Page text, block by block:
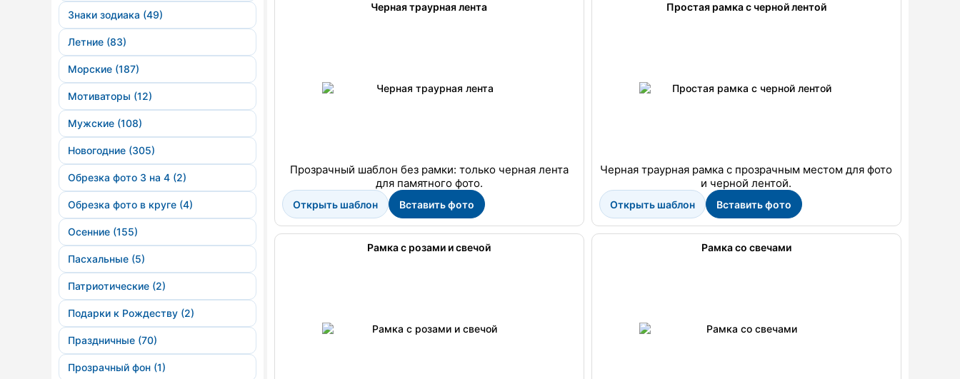
Знаки зодиака (49)
Летние (83)
Морские (187)
Мотиваторы (12)
Мужские (108)
Новогодние (305)
Обрезка фото 3 на 4 (2)
Обрезка фото в круге (4)
Осенние (155)
Пасхальные (5)
Патриотические (2)
Подарки к Рождеству (2)
Праздничные (70)
Прозрачный фон (1)
Черная траурная лента
Прозрачный шаблон без рамки: только черная лента
для памятного фото.
Открыть шаблон Вставить фото
Простая рамка с черной лентой
Черная траурная рамка с прозрачным местом для фото
и черной лентой.
Открыть шаблон Вставить фото
Рамка с розами и свечой Рамка со свечами